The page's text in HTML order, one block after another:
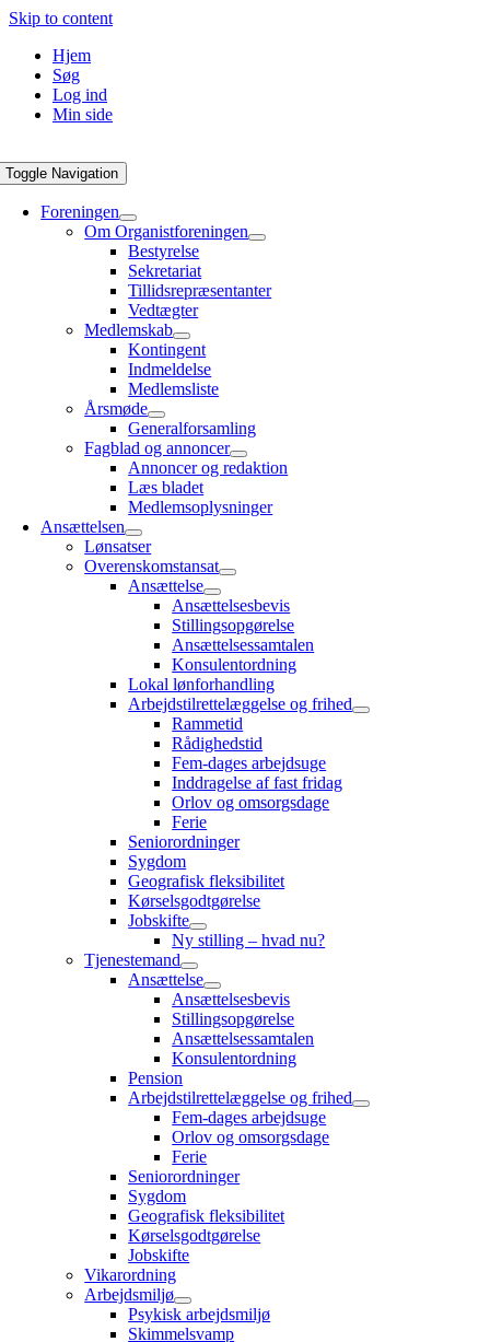
Skip to content
Hjem
Søg
Log ind
Min side
Toggle Navigation
Foreningen
Om Organistforeningen
Bestyrelse
Sekretariat
Tillidsrepræsentanter
Vedtægter
Medlemskab
Kontingent
Indmeldelse
Medlemsliste
Årsmøde
Generalforsamling
Fagblad og annoncer
Annoncer og redaktion
Læs bladet
Medlemsoplysninger
Ansættelsen
Lønsatser
Overenskomstansat
Ansættelse
Ansættelsesbevis
Stillingsopgørelse
Ansættelsessamtalen
Konsulentordning
Lokal lønforhandling
Arbejdstilrettelæggelse og frihed
Rammetid
Rådighedstid
Fem-dages arbejdsuge
Inddragelse af fast fridag
Orlov og omsorgsdage
Ferie
Seniorordninger
Sygdom
Geografisk fleksibilitet
Kørselsgodtgørelse
Jobskifte
Ny stilling – hvad nu?
Tjenestemand
Ansættelse
Ansættelsesbevis
Stillingsopgørelse
Ansættelsessamtalen
Konsulentordning
Pension
Arbejdstilrettelæggelse og frihed
Fem-dages arbejdsuge
Orlov og omsorgsdage
Ferie
Seniorordninger
Sygdom
Geografisk fleksibilitet
Kørselsgodtgørelse
Jobskifte
Vikarordning
Arbejdsmiljø
Psykisk arbejdsmiljø
Skimmelsvamp